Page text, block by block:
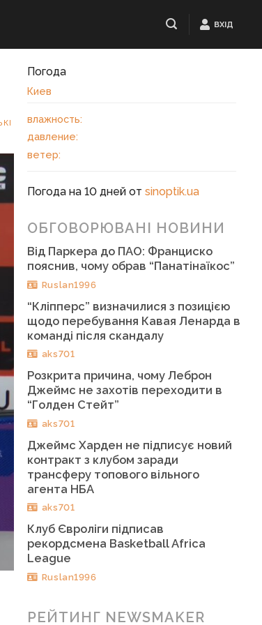
ВХІД
Погода
Киев
влажность:
давление:
ветер:
Погода на 10 дней отsinoptik.ua
ОБГОВОРЮВАНІ НОВИНИ
Від Паркера до ПАО: Франциско
пояснив, чому обрав “Панатінаїкос”
Ruslan1996
“Кліпперс” визначилися з позицією
щодо перебування Кавая Ленарда в
команді після скандалу
aks701
Розкрита причина, чому Леброн
Джеймс не захотів переходити в
“Голден Стейт”
aks701
Джеймс Харден не підписує новий
контракт з клубом заради
трансферу топового вільного
агента НБА
aks701
Клуб Євроліги підписав
рекордсмена Basketball Africa
League
Ruslan1996
РЕЙТИНГ NEWSMAKER